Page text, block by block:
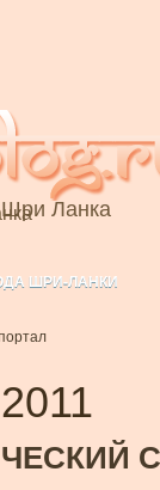
Шри Ланка
ШРИ-ЛАНКИ
ЛАНКЕ
ЛАНКИ